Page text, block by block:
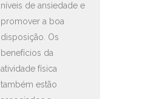
níveis de ansiedade e
promover a boa
disposição. Os
benefícios da
atividade física
também estão